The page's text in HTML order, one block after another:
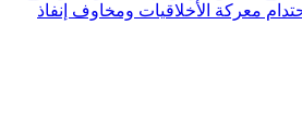
معركة الأخلاقيات ومخاوف إنفاذ